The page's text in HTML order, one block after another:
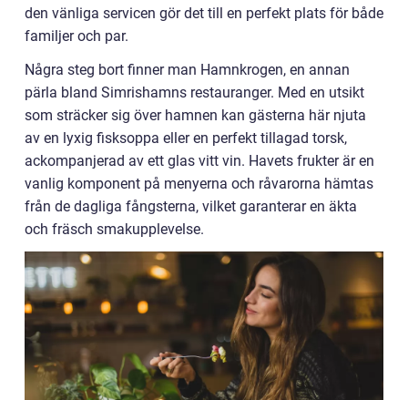
den vänliga servicen gör det till en perfekt plats för både
familjer och par.
Några steg bort finner man Hamnkrogen, en annan
pärla bland Simrishamns restauranger. Med en utsikt
som sträcker sig över hamnen kan gästerna här njuta
av en lyxig fisksoppa eller en perfekt tillagad torsk,
ackompanjerad av ett glas vitt vin. Havets frukter är en
vanlig komponent på menyerna och råvarorna hämtas
från de dagliga fångsterna, vilket garanterar en äkta
och fräsch smakupplevelse.